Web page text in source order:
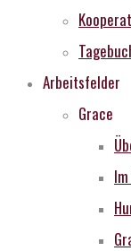
Arbeitsfelder
Grace